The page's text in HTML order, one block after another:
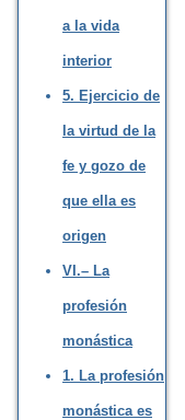
a la vida
interior
5. Ejercicio de
la virtud de la
fe y gozo de
que ella es
origen
VI.– La
profesión
monástica
1. La profesión
monástica es